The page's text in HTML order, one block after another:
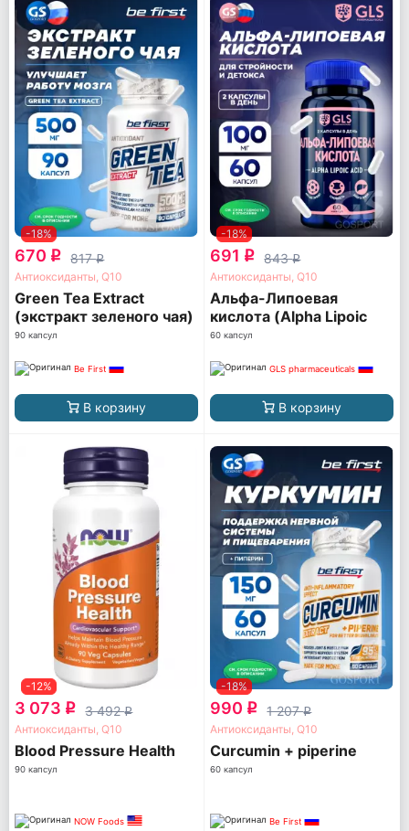
-18%
670 q 817q
Антиоксиданты, Q10
Green Tea Extract
(экстракт зеленого чая)
90 капсул
Be First
В корзину
-18%
691 q 843q
Антиоксиданты, Q10
Альфа-Липоевая
кислота (Alpha Lipoic
acid) 100 мг
60 капсул
GLS pharmaceuticals
В корзину
-12%
3 073 q 3 492q
Антиоксиданты, Q10
Blood Pressure Health
90 капсул
NOW Foods
-18%
990 q 1 207q
Антиоксиданты, Q10
Curcumin + piperine
60 капсул
Be First